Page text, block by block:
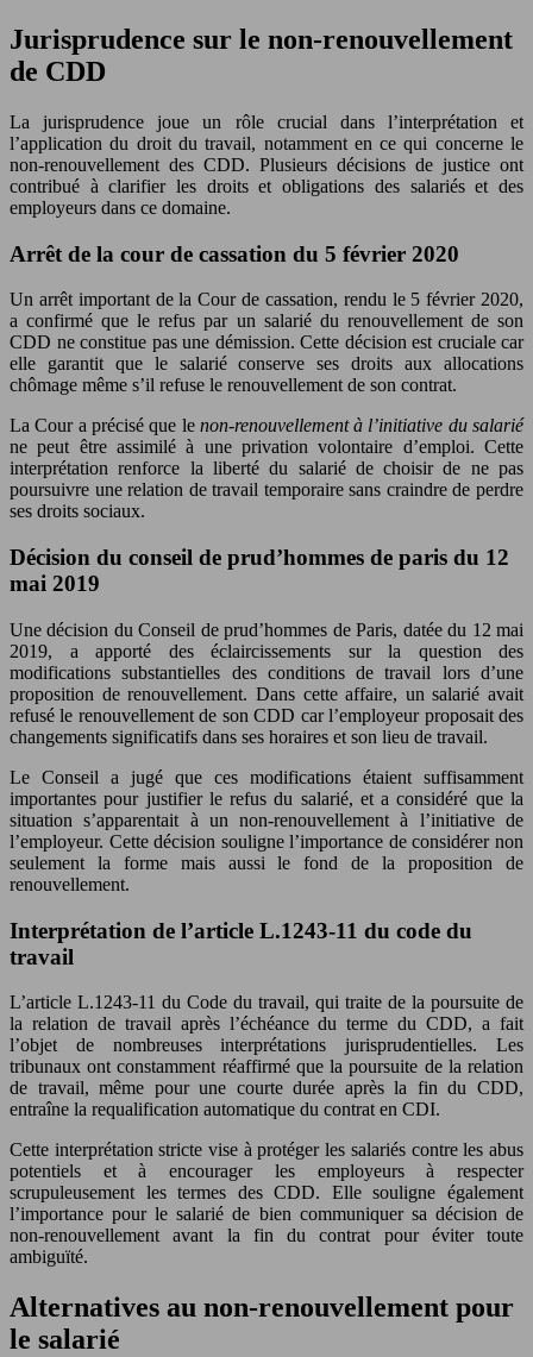
Jurisprudence sur le non-renouvellement
de CDD
La jurisprudence joue un rôle crucial dans l’interprétation et
l’application du droit du travail, notamment en ce qui concerne le
non-renouvellement des CDD. Plusieurs décisions de justice ont
contribué à clarifier les droits et obligations des salariés et des
employeurs dans ce domaine.
Arrêt de la cour de cassation du 5 février 2020
Un arrêt important de la Cour de cassation, rendu le 5 février 2020,
a confirmé que le refus par un salarié du renouvellement de son
CDD ne constitue pas une démission. Cette décision est cruciale car
elle garantit que le salarié conserve ses droits aux allocations
chômage même s’il refuse le renouvellement de son contrat.
La Cour a précisé que le non-renouvellement à l’initiative du salarié
ne peut être assimilé à une privation volontaire d’emploi. Cette
interprétation renforce la liberté du salarié de choisir de ne pas
poursuivre une relation de travail temporaire sans craindre de perdre
ses droits sociaux.
Décision du conseil de prud’hommes de paris du 12
mai 2019
Une décision du Conseil de prud’hommes de Paris, datée du 12 mai
2019, a apporté des éclaircissements sur la question des
modifications substantielles des conditions de travail lors d’une
proposition de renouvellement. Dans cette affaire, un salarié avait
refusé le renouvellement de son CDD car l’employeur proposait des
changements significatifs dans ses horaires et son lieu de travail.
Le Conseil a jugé que ces modifications étaient suffisamment
importantes pour justifier le refus du salarié, et a considéré que la
situation s’apparentait à un non-renouvellement à l’initiative de
l’employeur. Cette décision souligne l’importance de considérer non
seulement la forme mais aussi le fond de la proposition de
renouvellement.
Interprétation de l’article L.1243-11 du code du
travail
L’article L.1243-11 du Code du travail, qui traite de la poursuite de
la relation de travail après l’échéance du terme du CDD, a fait
l’objet de nombreuses interprétations jurisprudentielles. Les
tribunaux ont constamment réaffirmé que la poursuite de la relation
de travail, même pour une courte durée après la fin du CDD,
entraîne la requalification automatique du contrat en CDI.
Cette interprétation stricte vise à protéger les salariés contre les abus
potentiels et à encourager les employeurs à respecter
scrupuleusement les termes des CDD. Elle souligne également
l’importance pour le salarié de bien communiquer sa décision de
non-renouvellement avant la fin du contrat pour éviter toute
ambiguïté.
Alternatives au non-renouvellement pour
le salarié